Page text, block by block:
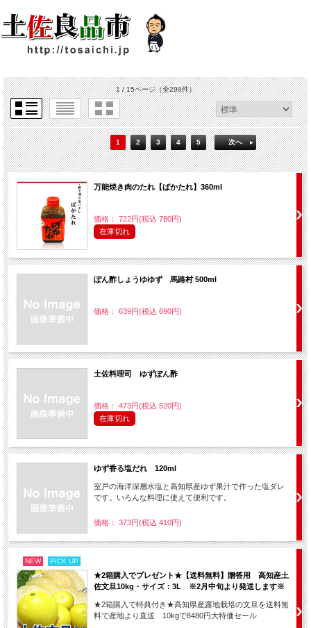
1 / 15ページ（全298件）
1 2 3 4 5 次へ
万能焼き肉のたれ【ばかたれ】360ml
価格： 722円(税込 780円)
在庫切れ
ぽん酢しょうゆゆず 馬路村 500ml
価格： 639円(税込 690円)
土佐料理司 ゆずぽん酢
価格： 473円(税込 520円)
在庫切れ
ゆず香る塩だれ 120ml
室戸の海洋深層水塩と高知県産ゆず果汁で作った塩ダレ
です。いろんな料理に使えて便利です。
価格： 373円(税込 410円)
NEW PICK UP
★2箱購入でプレゼント★【送料無料】贈答用 高知産土
佐文旦10kg・サイズ：3L ※2月中旬より発送します※
★2箱購入で特典付き★高知県産露地栽培の文旦を送料無
料で産地より直送 10kgで8480円大特価セール